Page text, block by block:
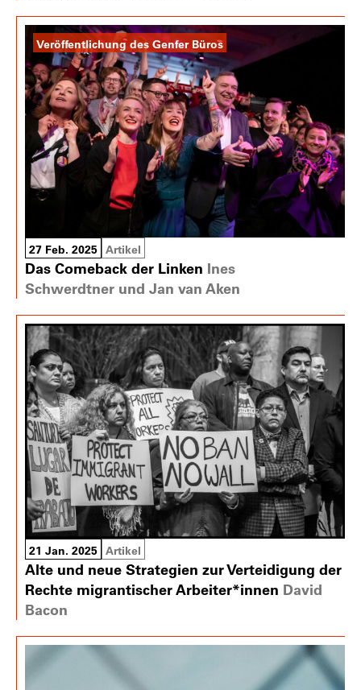
Veröffentlichung des Genfer Büros
27 Feb. 2025 Artikel
Das Comeback der Linken Ines
Schwerdtner und Jan van Aken
21 Jan. 2025 Artikel
Alte und neue Strategien zur Verteidigung der
Rechte migrantischer Arbeiter*innen David
Bacon